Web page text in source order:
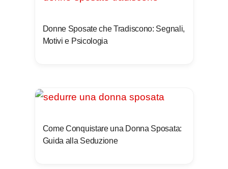
Donne Sposate che Tradiscono: Segnali,
Motivi e Psicologia
Come Conquistare una Donna Sposata:
Guida alla Seduzione